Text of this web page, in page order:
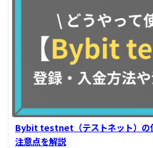
Bybit testnet（テストネット）の
注意点を解説